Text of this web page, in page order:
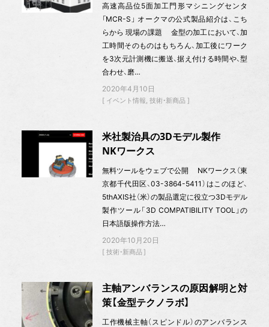
高速高品位5面加工門形マシニングセンタ
「MCR-S」 オークマの公式製品紹介は、こち
らから 現場の課題 金型の加工において、加
工時間そのものはもちろん、加工後にワーク
を3次元計測機に搬送、据え付ける時間や、型
合わせ、磨…
2020年4月10日
イベント情報 技術・新商品
米社製治具の3Dモデル製作
NKワークス
無料ツールをウェブで公開 NKワークス（東
京都千代田区、03-3864-5411）はこのほど、
5thAXIS社（米）の製品選定に役立つ3Dモデル
製作ツール「3D COMPATIBILITY TOOL」の
日本語版操作方法…
2020年10月20日
技術・新商品
主軸アンバランスの原因解明と対
策【金型テクノラボ】
工作機械主軸（スピンドル）のアンバランス